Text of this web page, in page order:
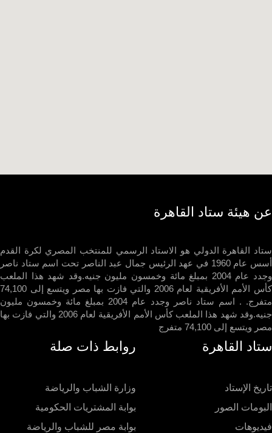
هيئة ستاد القاهرة
القاهرة الدولي هو الاستاد الرسمي للمنتخب المصري لكرة القدم
أسس عام 1960 في عهد الرئيس جمال عبد الناصر تحت اسم ستاد ناصر
وجدد عام 2004 بمبلغ مائة وخمسون مليون جنيه.وقد شهد هذا الملعب
كأس الأمم الأفريقية لعام 2006 والتي فازت بها مصر ويتسع إلى 74,100
متفرج. . اسم ستاد ناصر وجدد عام 2004 بمبلغ مائة وخمسون مليون
جنيه.وقد شهد هذا الملعب كأس الأمم الأفريقية لعام 2006 والتي فازت بها
إلى 74,100 متفرج
القاهرة
الإستاد
الصور
روابط ذات صلة
وزارة الشباب والرياضة
بوابة المشتريات الحكومية
بوابة مصر للشباب والرياضة